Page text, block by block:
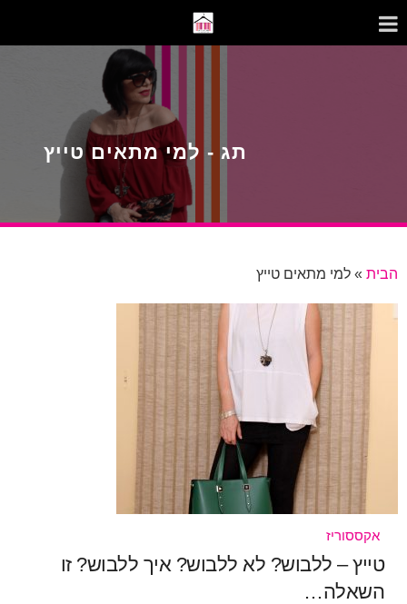
תג - למי מתאים טייץ
הבית » למי מתאים טייץ
אקססוריז
טייץ – ללבוש? לא ללבוש? איך ללבוש? זו
השאלה…